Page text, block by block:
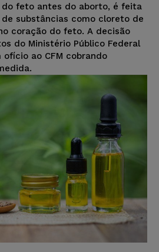
feto antes do aborto, é feita
substâncias como cloreto de
coração do feto. A decisão
do Ministério Público Federal
ofício ao CFM cobrando